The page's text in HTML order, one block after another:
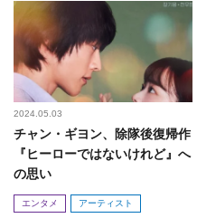
2024.05.03
チャン・ギヨン、除隊後復帰作
『ヒーローではないけれど』へ
の思い
エンタメ アーティスト